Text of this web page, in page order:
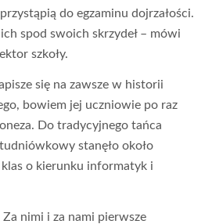
do egzaminu dojrzałości.
spod swoich skrzydeł – mówi
szkoły.
się na zawsze w historii
bowiem jej uczniowie po raz
Do tradycyjnego tańca
stanęło około
o kierunku informatyk i
nimi i za nami pierwsze